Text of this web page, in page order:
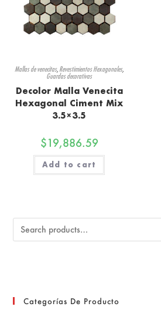
Mallas de venecitas, Revestimientos Hexagonales,
Guardas decorativas
Decolor Malla Venecita
Hexagonal Ciment Mix
3.5×3.5
$19,886.59
Add to cart
Categorías De Producto